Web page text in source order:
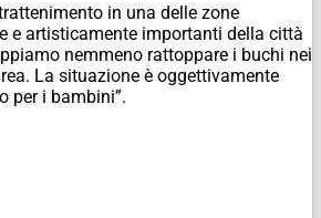
in una delle zone
e artisticamente importanti della città
nemmeno rattoppare i buchi nei
La situazione è oggettivamente
per i bambini”.